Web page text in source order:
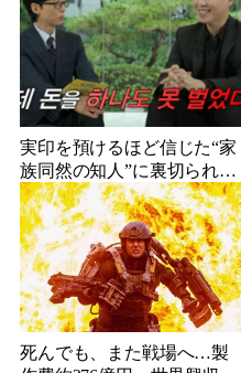
実印を預けるほど信じた“家
族同然の知人”に裏切られ
た…収益9対1、10年間の奴
隷契約で人生が一変
死んでも、また戦場へ…製